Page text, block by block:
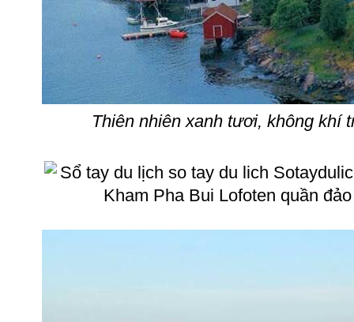
Thiên nhiên xanh tươi, không khí